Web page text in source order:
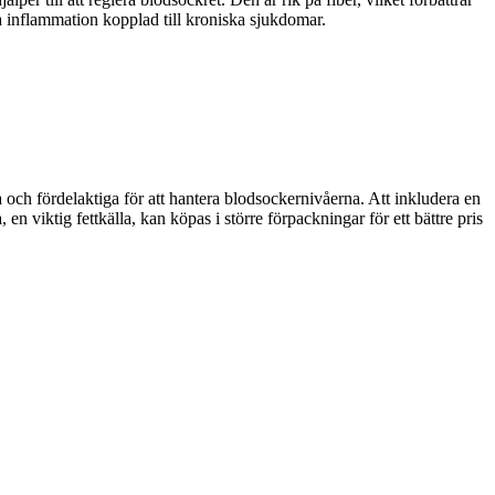
inflammation kopplad till kroniska sjukdomar.
fördelaktiga för att hantera blodsockernivåerna. Att inkludera en
en viktig fettkälla, kan köpas i större förpackningar för ett bättre pris